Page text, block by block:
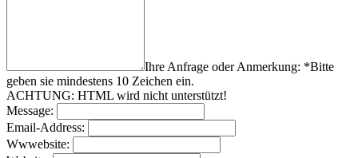
Ihre Anfrage oder Anmerkung: *Bitte
geben sie mindestens 10 Zeichen ein.
ACHTUNG: HTML wird nicht unterstützt!
Message:
Email-Address:
Wwwebsite: